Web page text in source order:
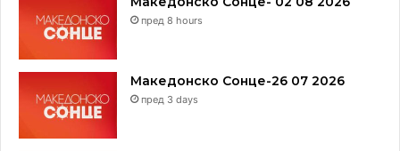
пред 8 hours
Македонско Сонце-26 07 2026
пред 3 days